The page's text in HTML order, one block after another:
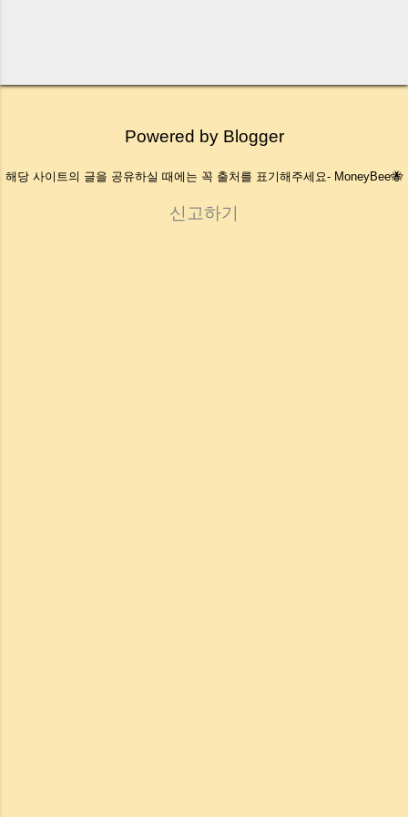
Powered by Blogger
해당 사이트의 글을 공유하실 때에는 꼭 출처를 표기해주세요- MoneyBee🐝
신고하기